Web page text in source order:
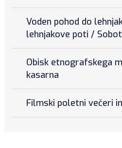
Voden pohod do
lehnjakove poti /
Obisk etnografskega
kasarna
Filmski poletni večeri